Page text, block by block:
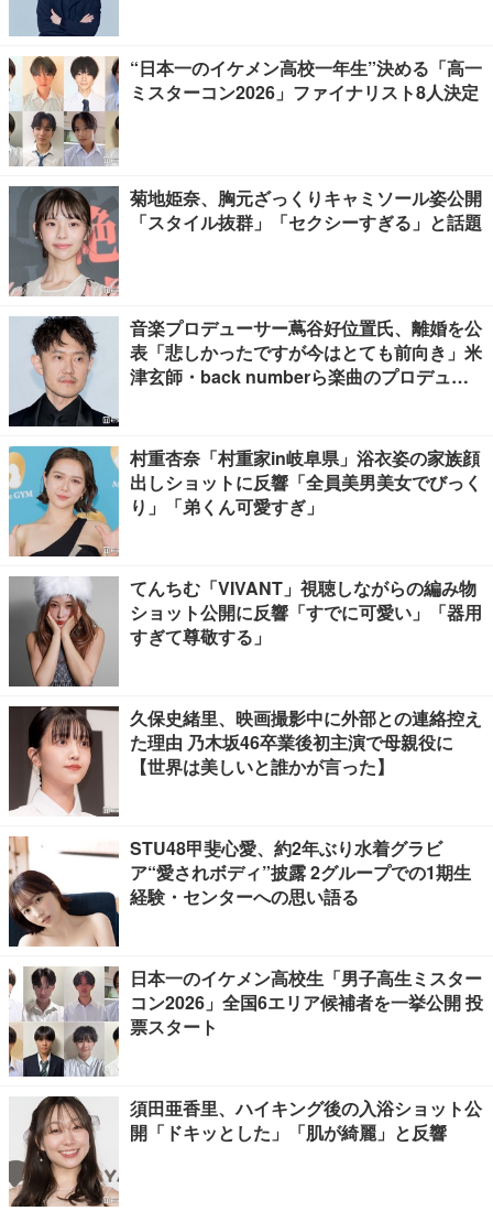
“日本一のイケメン高校一年生”決める「高一
ミスターコン2026」ファイナリスト8人決定
菊地姫奈、胸元ざっくりキャミソール姿公開
「スタイル抜群」「セクシーすぎる」と話題
音楽プロデューサー蔦谷好位置氏、離婚を公
表「悲しかったですが今はとても前向き」米
津玄師・back numberら楽曲のプロデュー
村重杏奈「村重家in岐阜県」浴衣姿の家族顔
出しショットに反響「全員美男美女でびっく
り」「弟くん可愛すぎ」
てんちむ「VIVANT」視聴しながらの編み物
ショット公開に反響「すでに可愛い」「器用
すぎて尊敬する」
久保史緒里、映画撮影中に外部との連絡控え
た理由 乃木坂46卒業後初主演で母親役に
【世界は美しいと誰かが言った】
STU48甲斐心愛、約2年ぶり水着グラビ
ア“愛されボディ”披露 2グループでの1期生
経験・センターへの思い語る
日本一のイケメン高校生「男子高生ミスター
コン2026」全国6エリア候補者を一挙公開 投
票スタート
須田亜香里、ハイキング後の入浴ショット公
開「ドキッとした」「肌が綺麗」と反響